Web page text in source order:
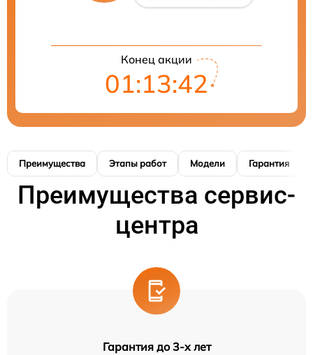
Конец акции
01:13:41
Преимущества Этапы работ Модели Гарантия
Преимущества сервис-
центра
Гарантия до 3-х лет